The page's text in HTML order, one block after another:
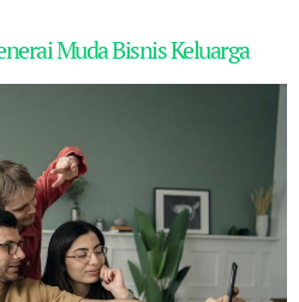
Muda Bisnis Keluarga